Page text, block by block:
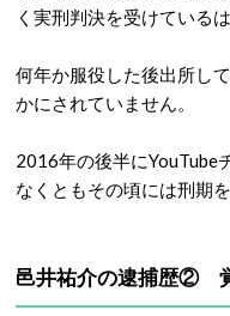
く実刑判決を受けているは
何年か服役した後出所し
かにされていません。
2016年の後半にYouTube
なくともその頃には刑期
邑井祐介の逮捕歴②